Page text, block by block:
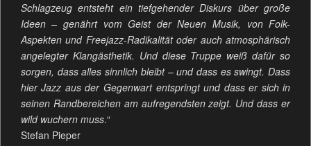
Schlagzeug entsteht ein tiefgehender Diskurs über große
Ideen – genährt vom Geist der Neuen Musik, von Folk-
Aspekten und Freejazz-Radikalität oder auch atmosphärisch
angelegter Klangästhetik. Und diese Truppe weiß dafür so
sorgen, dass alles sinnlich bleibt – und dass es swingt. Dass
hier Jazz aus der Gegenwart entspringt und dass er sich in
seinen Randbereichen am aufregendsten zeigt. Und dass er
wild wuchern muss.“
Stefan Pieper